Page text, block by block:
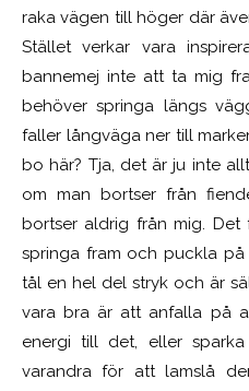
raka vägen till höger där
Stället verkar vara
bannemej inte att ta mig
behöver springa längs
faller långväga ner till
bo här? Tja, det är ju inte
om man bortser från
bortser aldrig från mig.
springa fram och puckla
tål en hel del stryk och är
vara bra är att anfalla på
energi till det, eller
varandra för att lamslå